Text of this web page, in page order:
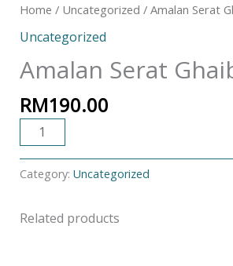
Home / Uncategorized / Amalan Serat
Uncategorized
Amalan Serat
RM190.00
Category: Uncategorized
Related products